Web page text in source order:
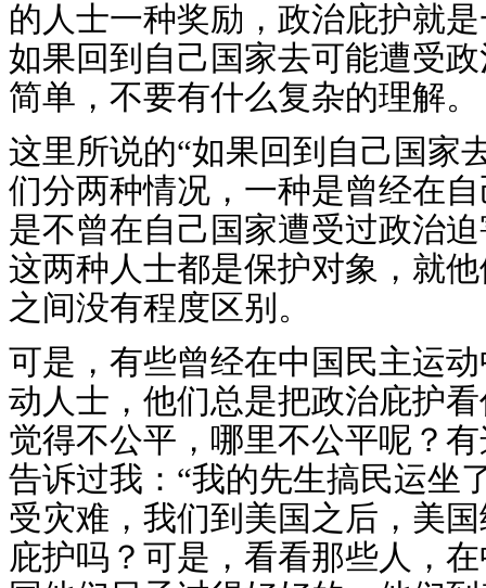
的人士一种奖励，政治庇护就
如果回到自己国家去可能遭受
简单，不要有什么复杂的理解。
这里所说的“如果回到自己国家
们分两种情况，一种是曾经在
是不曾在自己国家遭受过政治
这两种人士都是保护对象，就
之间没有程度区别。
可是，有些曾经在中国民主运
动人士，他们总是把政治庇护
觉得不公平，哪里不公平呢？
告诉过我：“我的先生搞民运坐
受灾难，我们到美国之后，美
庇护吗？可是，看看那些人，